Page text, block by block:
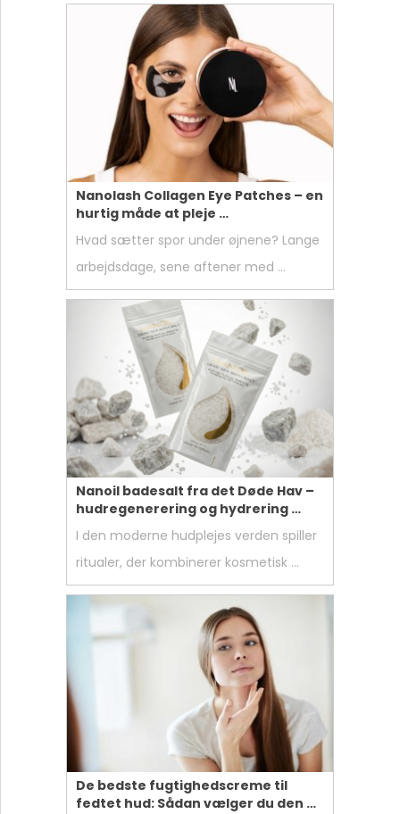
Nanolash Collagen Eye Patches – en
hurtig måde at pleje …
Hvad sætter spor under øjnene? Lange
arbejdsdage, sene aftener med …
Nanoil badesalt fra det Døde Hav –
hudregenerering og hydrering …
I den moderne hudplejes verden spiller
ritualer, der kombinerer kosmetisk …
De bedste fugtighedscreme til
fedtet hud: Sådan vælger du den …